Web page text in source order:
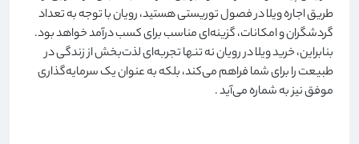
طریق اجاره ویلا در فصول توریستی هستید، رویان با توجه به تعداد
گردشگران و امکانات، گزینه‌ای مناسب برای کسب درآمد خواهد بود.
بنابراین، خرید ویلا در رویان نه تنها تجربه‌ای لذت‌بخش از زندگی در
طبیعت را برای شما فراهم می‌کند، بلکه به عنوان یک سرمایه‌گذاری
موفق نیز به شماره می‌آید.